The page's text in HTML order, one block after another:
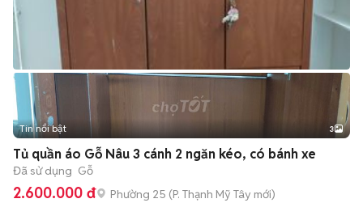
Tin nổi bật 3
Tủ quần áo Gỗ Nâu 3 cánh 2 ngăn kéo, có bánh xe
Đã sử dụng Gỗ
2.600.000 đ Phường 25 (P. Thạnh Mỹ Tây mới)